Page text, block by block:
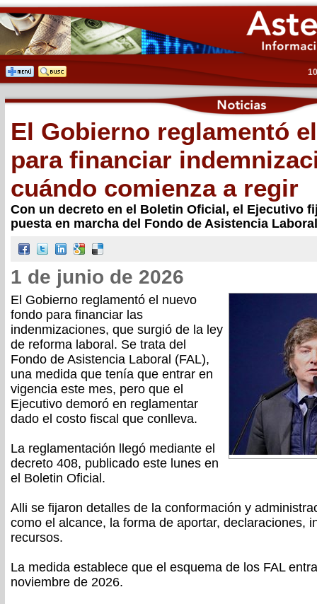
El Gobierno reglamentó
para financiar
cuándo comienza a regir
Con un decreto en el Boletin Oficial, el Ejecutivo
puesta en marcha del Fondo de Asistencia
1 de junio de 2026
El Gobierno reglamentó el nuevo
fondo para financiar las
indenmizaciones, que surgió de la ley
de reforma laboral. Se trata del
Fondo de Asistencia Laboral (FAL),
una medida que tenía que entrar en
vigencia este mes, pero que el
Ejecutivo demoró en reglamentar
dado el costo fiscal que conlleva.
La reglamentación llegó mediante el
decreto 408, publicado este lunes en
el Boletin Oficial.
Alli se fijaron detalles de la conformación y
como el alcance, la forma de aportar, declaraciones,
recursos.
La medida establece que el esquema de los FAL
noviembre de 2026.